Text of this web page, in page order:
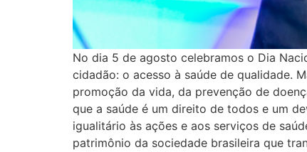
No dia 5 de agosto celebramos o Dia
cidadão: o acesso à saúde de qualidade.
promoção da vida, da prevenção de
que a saúde é um direito de todos e um
igualitário às ações e aos serviços de
patrimônio da sociedade brasileira que